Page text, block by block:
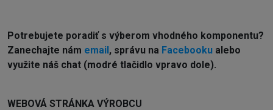
Potrebujete poradiť s výberom vhodného komponentu?
Zanechajte nám email, správu na Facebooku alebo
využite náš chat (modré tlačidlo vpravo dole).
WEBOVÁ STRÁNKA VÝROBCU